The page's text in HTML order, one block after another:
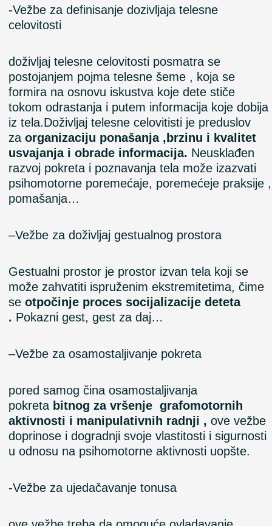
-Vežbe za definisanje dozivljaja telesne
celovitosti
doživljaj telesne celovitosti posmatra se
postojanjem pojma telesne šeme , koja se
formira na osnovu iskustva koje dete stiče
tokom odrastanja i putem informacija koje dobija
iz tela.Doživljaj telesne celovitisti je preduslov
za organizaciju ponašanja ,brzinu i kvalitet
usvajanja i obrade informacija. Neusklađen
razvoj pokreta i poznavanja tela može izazvati
psihomotorne poremećaje, poremećeje praksije ,
pomašanja…
–Vežbe za doživljaj gestualnog prostora
Gestualni prostor je prostor izvan tela koji se
može zahvatiti ispruženim ekstremitetima, čime
se otpočinje proces socijalizacije deteta
. Pokazni gest, gest za daj…
–Vežbe za osamostaljivanje pokreta
pored samog čina osamostaljivanja
pokreta bitnog za vršenje grafomotornih
aktivnosti i manipulativnih radnji , ove vežbe
doprinose i dogradnji svoje vlastitosti i sigurnosti
u odnosu na psihomotorne aktivnosti uopšte.
-Vežbe za ujedačavanje tonusa